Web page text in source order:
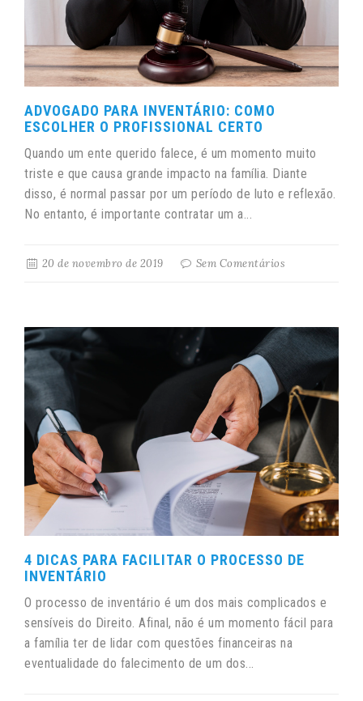
ADVOGADO PARA INVENTÁRIO: COMO
ESCOLHER O PROFISSIONAL CERTO
Quando um ente querido falece, é um momento muito
triste e que causa grande impacto na família. Diante
disso, é normal passar por um período de luto e reflexão.
No entanto, é importante contratar um a...
20 de novembro de 2019 Sem Comentários
4 DICAS PARA FACILITAR O PROCESSO DE
INVENTÁRIO
O processo de inventário é um dos mais complicados e
sensíveis do Direito. Afinal, não é um momento fácil para
a família ter de lidar com questões financeiras na
eventualidade do falecimento de um dos...